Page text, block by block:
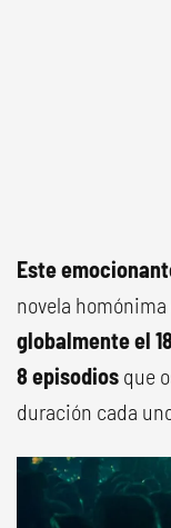
Este
novela
globalmente el
8 episodios que
duración cada